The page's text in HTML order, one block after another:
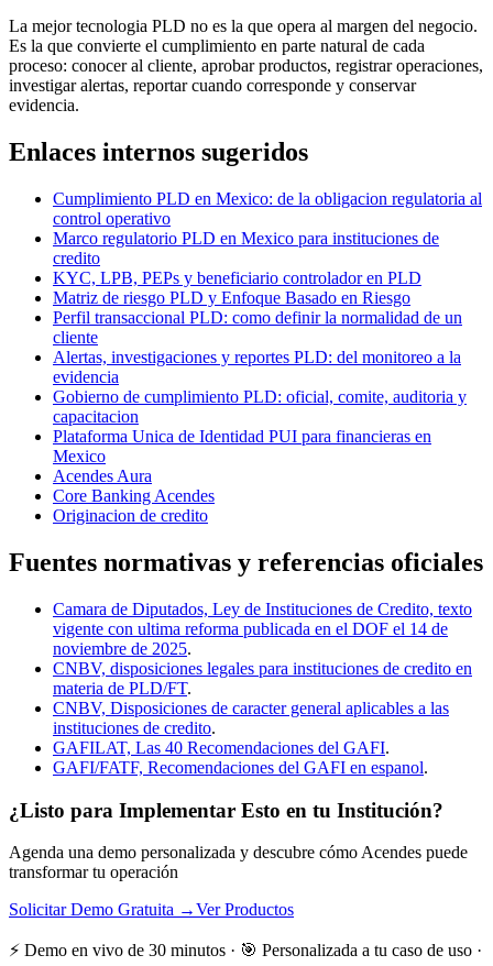
La mejor tecnologia PLD no es la que opera al margen del negocio.
Es la que convierte el cumplimiento en parte natural de cada
proceso: conocer al cliente, aprobar productos, registrar operaciones,
investigar alertas, reportar cuando corresponde y conservar
evidencia.
Enlaces internos sugeridos
Cumplimiento PLD en Mexico: de la obligacion regulatoria al
control operativo
Marco regulatorio PLD en Mexico para instituciones de
credito
KYC, LPB, PEPs y beneficiario controlador en PLD
Matriz de riesgo PLD y Enfoque Basado en Riesgo
Perfil transaccional PLD: como definir la normalidad de un
cliente
Alertas, investigaciones y reportes PLD: del monitoreo a la
evidencia
Gobierno de cumplimiento PLD: oficial, comite, auditoria y
capacitacion
Plataforma Unica de Identidad PUI para financieras en
Mexico
Acendes Aura
Core Banking Acendes
Originacion de credito
Fuentes normativas y referencias oficiales
Camara de Diputados, Ley de Instituciones de Credito, texto
vigente con ultima reforma publicada en el DOF el 14 de
noviembre de 2025.
CNBV, disposiciones legales para instituciones de credito en
materia de PLD/FT.
CNBV, Disposiciones de caracter general aplicables a las
instituciones de credito.
GAFILAT, Las 40 Recomendaciones del GAFI.
GAFI/FATF, Recomendaciones del GAFI en espanol.
¿Listo para Implementar Esto en tu Institución?
Agenda una demo personalizada y descubre cómo Acendes puede
transformar tu operación
Solicitar Demo Gratuita →Ver Productos
⚡ Demo en vivo de 30 minutos · 🎯 Personalizada a tu caso de uso ·